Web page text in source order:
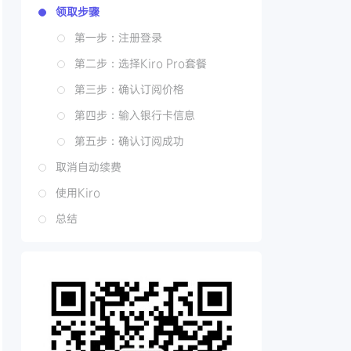
领取步骤
第一步：注册登录
第二步：选择Kiro Pro套餐
第三步：确认订阅价格
第四步：输入银行卡信息
第五步：确认订阅成功
取消自动续费
使用Kiro
总结